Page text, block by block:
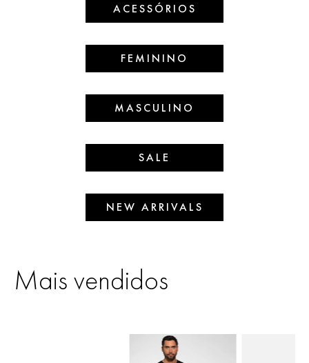
ACESSÓRIOS
FEMININO
MASCULINO
SALE
NEW ARRIVALS
Mais vendidos